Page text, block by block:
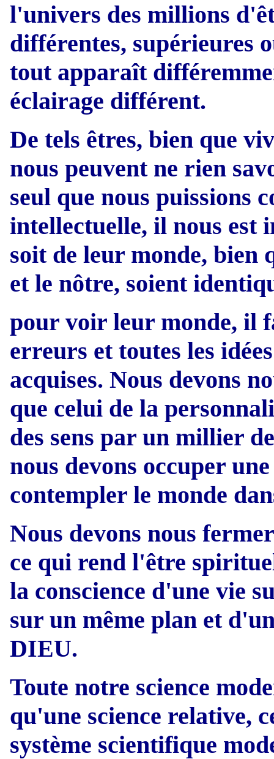
l'univers des millions
différentes, supérieures
tout apparaît
éclairage différent.
De tels êtres, bien que
nous peuvent ne rien
seul que nous puissions
intellectuelle, il nous est
soit de leur monde, bien
et le nôtre, soient
pour voir leur monde, il
erreurs et toutes les
acquises. Nous devons
que celui de la
des sens par un millier
nous devons occuper
contempler le monde
Nous devons nous
ce qui rend l'être
la conscience d'une vie
sur un même plan et
DIEU.
Toute notre science
qu'une science relative,
système scientifique